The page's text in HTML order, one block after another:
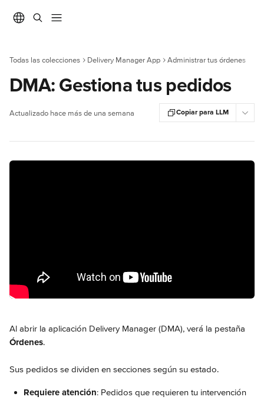
Todas las colecciones Delivery Manager App Administrar tus órdenes
DMA: Gestiona tus pedidos
Actualizado hace más de una semana Copiar para LLM
Al abrir la aplicación Delivery Manager (DMA), verá la pestaña
Órdenes.
Sus pedidos se dividen en secciones según su estado.
Requiere atención: Pedidos que requieren tu intervención